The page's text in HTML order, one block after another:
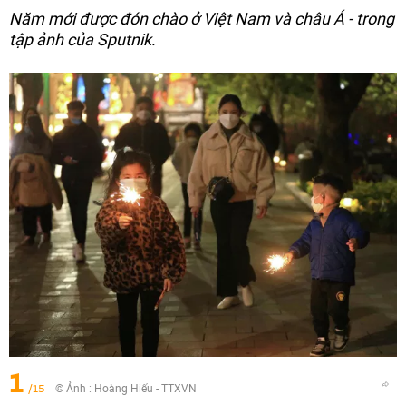
Năm mới được đón chào ở Việt Nam và châu Á - trong
tập ảnh của Sputnik.
1 /15 © Ảnh : Hoàng Hiếu - TTXVN